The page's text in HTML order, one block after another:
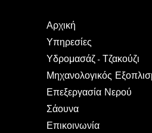
Αρχική
Υπηρεσίες
Υδρομασάζ - Τζακούζι
Μηχανολογικός
Επεξεργασία Νερού
Σάουνα
Επικοινωνία